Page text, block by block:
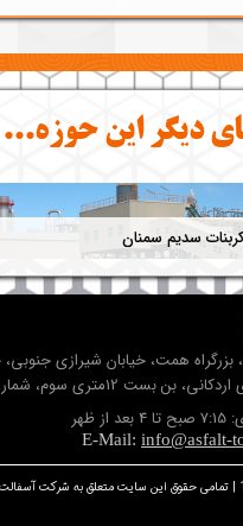
دیگر این حوزه...​​​​​​​​​​​​​​
سدیم سمنان
همت، خيابان شيرازی جنوبی،
12متری سوم، شماره 2، ساختمان مهرگان
E-Mail:info@asfalt-